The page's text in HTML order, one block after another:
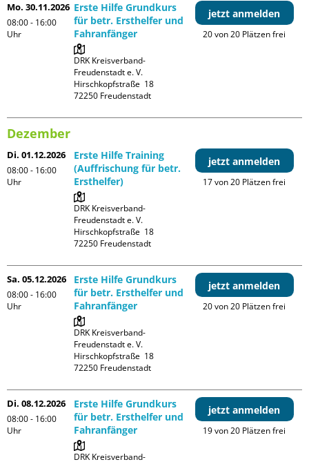
Mo. 30.11.2026
08:00 - 16:00
Uhr
Erste Hilfe Grundkurs
für betr. Ersthelfer und
Fahranfänger
DRK Kreisverband-
Freudenstadt e. V.
Hirschkopfstraße  18
jetzt anmelden
20 von 20 Plätzen frei
Dezember
Di. 01.12.2026
08:00 - 16:00
Uhr
Erste Hilfe Training
(Auffrischung für betr.
Ersthelfer)
DRK Kreisverband-
Freudenstadt e. V.
Hirschkopfstraße  18
jetzt anmelden
17 von 20 Plätzen frei
Sa. 05.12.2026
08:00 - 16:00
Uhr
Erste Hilfe Grundkurs
für betr. Ersthelfer und
Fahranfänger
DRK Kreisverband-
Freudenstadt e. V.
Hirschkopfstraße  18
jetzt anmelden
20 von 20 Plätzen frei
Di. 08.12.2026
08:00 - 16:00
Uhr
Erste Hilfe Grundkurs
für betr. Ersthelfer und
Fahranfänger
DRK Kreisverband-
jetzt anmelden
19 von 20 Plätzen frei